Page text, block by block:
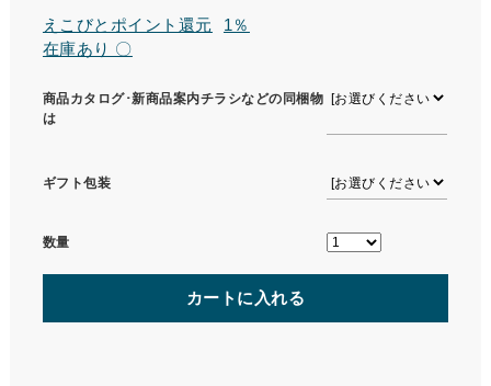
えこびとポイント還元
1％
在庫あり 〇
商品カタログ･新商品案内チラシなどの同梱物
は
ギフト包装
数量
カートに入れる